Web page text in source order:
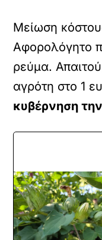
Μείωση
Αφορολόγητο
ρεύμα.
αγρότη στο 1
κυβέρνηση